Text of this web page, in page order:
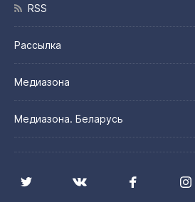
RSS
Рассылка
Медиазона
Медиазона. Беларусь